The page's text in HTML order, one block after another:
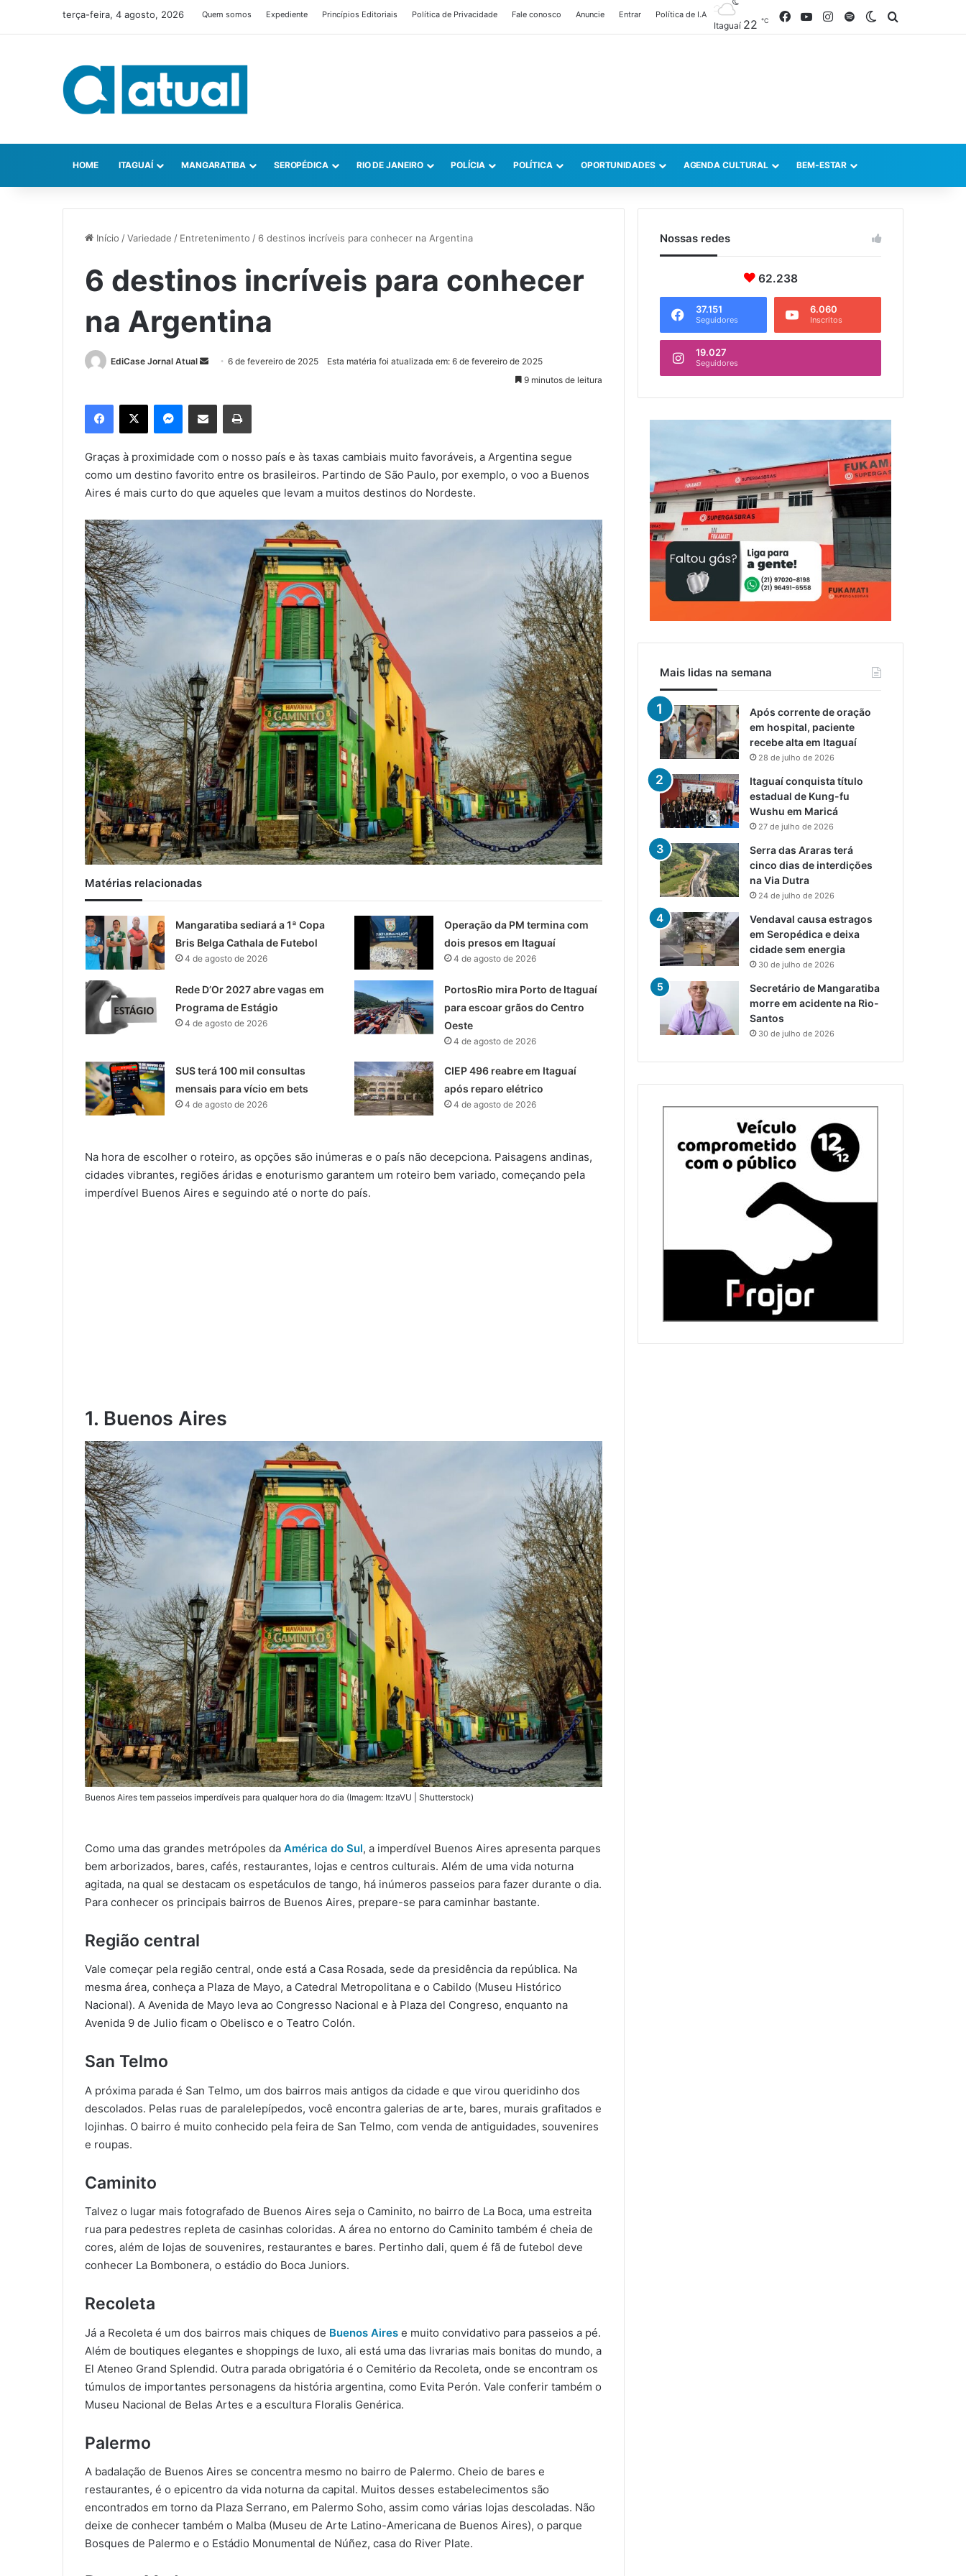
terça-feira, 4 agosto, 2026 Quem somos Expediente Princípios Editoriais Política de Privacidade Fale conosco Anuncie Entrar Política de I.A
Itaguaí 22 ℃ FacebookYouTubeInstagram
SpotifySwitch skin
HOME ITAGUAÍ MANGARATIBA SEROPÉDICA RIO DE JANEIRO POLÍCIA POLÍTICA OPORTUNIDADES AGENDA CULTURAL BEM-ESTAR
Início /Variedade / Entretenimento / 6 destinos incríveis para conhecer na Argentina
6 destinos incríveis para conhecer
na Argentina
EdiCase Jornal Atual
e
-
6 de fevereiro de 2025
Esta matéria foi atualizada em: 6 de fevereiro de 2025
9 minutos de leitura
Graças à proximidade com o nosso país e às taxas cambiais muito favoráveis, a Argentina segue
como um destino favorito entre os brasileiros. Partindo de São Paulo, por exemplo, o voo a Buenos
Aires é mais curto do que aqueles que levam a muitos destinos do Nordeste.
Matérias relacionadas
Mangaratiba sediará a 1ª Copa
Bris Belga Cathala de Futebol
4 de agosto de 2026
Operação da PM termina com
dois presos em Itaguaí
4 de agosto de 2026
Rede D’Or 2027 abre vagas em
Programa de Estágio
4 de agosto de 2026
PortosRio mira Porto de Itaguaí
para escoar grãos do Centro
Oeste
4 de agosto de 2026
SUS terá 100 mil consultas
mensais para vício em bets
4 de agosto de 2026
CIEP 496 reabre em Itaguaí
após reparo elétrico
4 de agosto de 2026
Na hora de escolher o roteiro, as opções são inúmeras e o país não decepciona. Paisagens andinas,
cidades vibrantes, regiões áridas e enoturismo garantem um roteiro bem variado, começando pela
imperdível Buenos Aires e seguindo até o norte do país.
1. Buenos Aires
Buenos Aires tem passeios imperdíveis para qualquer hora do dia (Imagem: ItzaVU | Shutterstock)
Como uma das grandes metrópoles da América do Sul, a imperdível Buenos Aires apresenta parques
bem arborizados, bares, cafés, restaurantes, lojas e centros culturais. Além de uma vida noturna
agitada, na qual se destacam os espetáculos de tango, há inúmeros passeios para fazer durante o dia.
Para conhecer os principais bairros de Buenos Aires, prepare-se para caminhar bastante.
Região central
Vale começar pela região central, onde está a Casa Rosada, sede da presidência da república. Na
mesma área, conheça a Plaza de Mayo, a Catedral Metropolitana e o Cabildo (Museu Histórico
Nacional). A Avenida de Mayo leva ao Congresso Nacional e à Plaza del Congreso, enquanto na
Avenida 9 de Julio ficam o Obelisco e o Teatro Colón.
San Telmo
A próxima parada é San Telmo, um dos bairros mais antigos da cidade e que virou queridinho dos
descolados. Pelas ruas de paralelepípedos, você encontra galerias de arte, bares, murais grafitados e
lojinhas. O bairro é muito conhecido pela feira de San Telmo, com venda de antiguidades, souvenires
e roupas.
Caminito
Talvez o lugar mais fotografado de Buenos Aires seja o Caminito, no bairro de La Boca, uma estreita
rua para pedestres repleta de casinhas coloridas. A área no entorno do Caminito também é cheia de
cores, além de lojas de souvenires, restaurantes e bares. Pertinho dali, quem é fã de futebol deve
conhecer La Bombonera, o estádio do Boca Juniors.
Recoleta
Já a Recoleta é um dos bairros mais chiques de Buenos Aires e muito convidativo para passeios a pé.
Além de boutiques elegantes e shoppings de luxo, ali está uma das livrarias mais bonitas do mundo, a
El Ateneo Grand Splendid. Outra parada obrigatória é o Cemitério da Recoleta, onde se encontram os
túmulos de importantes personagens da história argentina, como Evita Perón. Vale conferir também o
Museu Nacional de Belas Artes e a escultura Floralis Genérica.
Palermo
A badalação de Buenos Aires se concentra mesmo no bairro de Palermo. Cheio de bares e
restaurantes, é o epicentro da vida noturna da capital. Muitos desses estabelecimentos são
encontrados em torno da Plaza Serrano, em Palermo Soho, assim como várias lojas descoladas. Não
deixe de conhecer também o Malba (Museu de Arte Latino-Americana de Buenos Aires), o parque
Bosques de Palermo e o Estádio Monumental de Núñez, casa do River Plate.
Nossas redes
62.238
37.151
Seguidores
6.060
Inscritos
19.027
Seguidores
Mais lidas na semana
Após corrente de oração
em hospital, paciente
recebe alta em Itaguaí
28 de julho de 2026
Itaguaí conquista título
estadual de Kung-fu
Wushu em Maricá
27 de julho de 2026
Serra das Araras terá
cinco dias de interdições
na Via Dutra
24 de julho de 2026
Vendaval causa estragos
em Seropédica e deixa
cidade sem energia
30 de julho de 2026
Secretário de Mangaratiba
morre em acidente na Rio-
Santos
30 de julho de 2026